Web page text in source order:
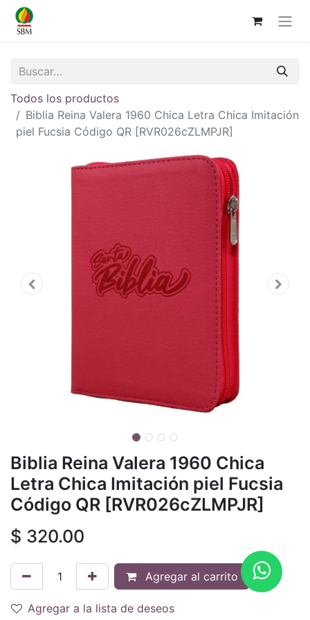
Todos los productos
Biblia Reina Valera 1960 Chica Letra Chica Imitación
piel Fucsia Código QR [RVR026cZLMPJR]
Biblia Reina Valera 1960 Chica
Letra Chica Imitación piel Fucsia
Código QR [RVR026cZLMPJR]
$ 320.00
Agregar al carrito
Agregar a la lista de deseos